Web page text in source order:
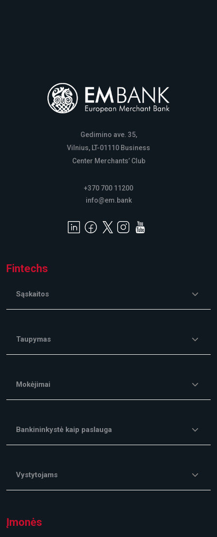
Gedimino ave. 35,
Vilnius, LT-01110 Business
Center Merchants’ Club
+370 700 11200
info@em.bank
Fintechs
Sąskaitos
Taupymas
Mokėjimai
Bankininkystė kaip paslauga
Vystytojams
Įmonės